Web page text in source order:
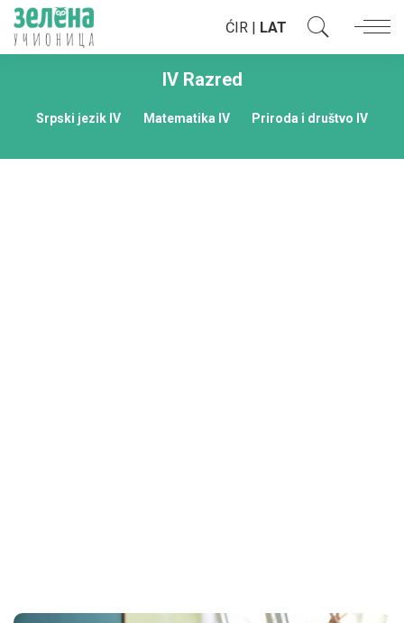
ĆIR | LAT
IV Razred
Srpski jezik IV Matematika IV Priroda i društvo IV